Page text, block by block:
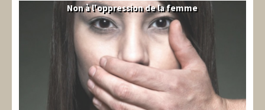
Syrie
Non à l'oppression de la femme